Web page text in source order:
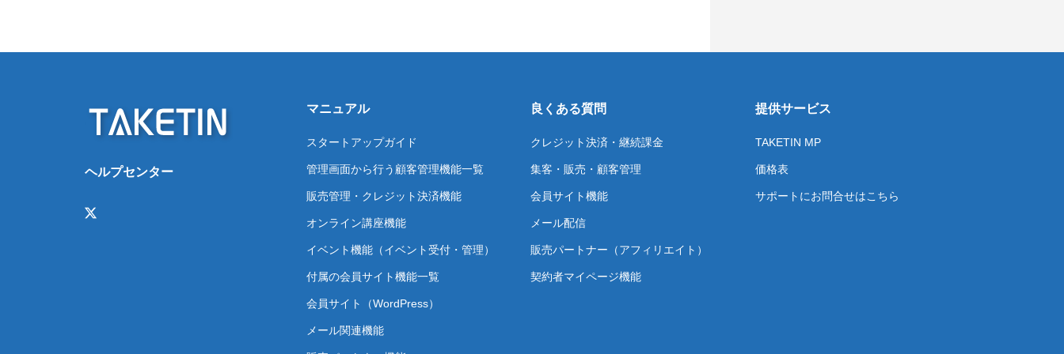
マニュアル
スタートアップガイド
管理画面から行う顧客管理機能一覧
販売管理・クレジット決済機能
オンライン講座機能
イベント機能（イベント受付・管理）
付属の会員サイト機能一覧
会員サイト（WordPress）
メール関連機能
良くある質問
クレジット決済・継続課金
集客・販売・顧客管理
会員サイト機能
メール配信
販売パートナー（アフィリエイト）
契約者マイページ機能
提供サービス
TAKETIN MP
価格表
サポートにお問合せはこちら
ヘルプセンター